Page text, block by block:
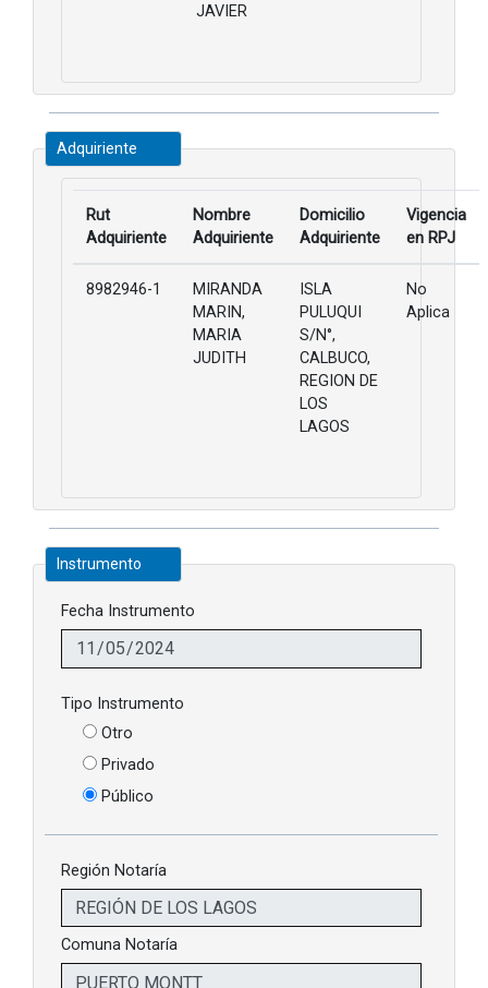
JAVIER
Adquiriente
Rut
Adquiriente
Nombre
Adquiriente
Domicilio
Adquiriente
Vigencia
en RPJ
8982946-1
MIRANDA
MARIN,
MARIA
JUDITH
ISLA
PULUQUI
S/N°,
CALBUCO,
REGION DE
LOS
LAGOS
No
Aplica
Instrumento
Fecha Instrumento
Tipo Instrumento
Otro
Privado
Público
Región Notaría
Comuna Notaría